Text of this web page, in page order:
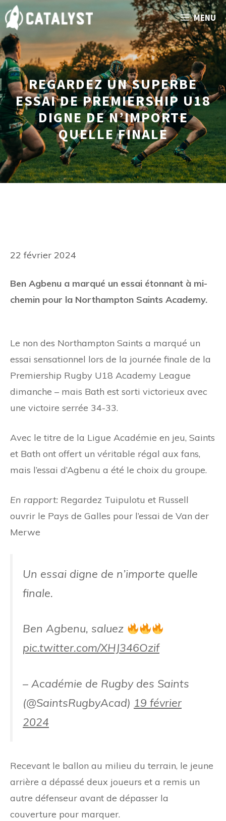
Aller
au
contenu
MENU
REGARDEZ UN SUPERBE
ESSAI DE PREMIERSHIP U18
DIGNE DE N’IMPORTE
QUELLE FINALE
22 février 2024
Ben Agbenu a marqué un essai étonnant à mi-
chemin pour la Northampton Saints Academy.
Le non des Northampton Saints a marqué un
essai sensationnel lors de la journée finale de la
Premiership Rugby U18 Academy League
dimanche – mais Bath est sorti victorieux avec
une victoire serrée 34-33.
Avec le titre de la Ligue Académie en jeu, Saints
et Bath ont offert un véritable régal aux fans,
mais l’essai d’Agbenu a été le choix du groupe.
En rapport: Regardez Tuipulotu et Russell
ouvrir le Pays de Galles pour l’essai de Van der
Merwe
Un essai digne de n’importe quelle
finale.
Ben Agbenu, saluez
pic.twitter.com/XHJ346Ozif
– Académie de Rugby des Saints
(@SaintsRugbyAcad) 19 février
2024
Recevant le ballon au milieu du terrain, le jeune
arrière a dépassé deux joueurs et a remis un
autre défenseur avant de dépasser la
couverture pour marquer.